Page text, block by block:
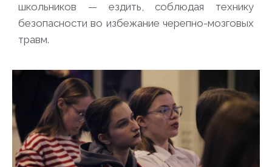
школьников — ездить, соблюдая технику
безопасности во избежание черепно-мозговых
травм.